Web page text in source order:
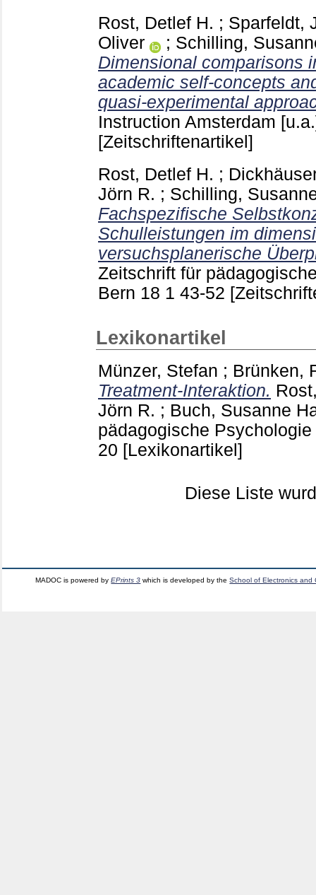
Rost, Detlef H. ; Sparfeldt,
Oliver
; Schilling,
Dimensional comparisons
academic self-concepts
quasi-experimental
Instruction Amsterdam
[Zeitschriftenartikel]
Rost, Detlef H. ;
Jörn R. ; Schilling,
Fachspezifische
Schulleistungen im
versuchsplanerische
Zeitschrift für
Bern 18 1 43-52
Lexikonartikel
Münzer, Stefan ; Brünken,
Treatment-Interaktion.
Jörn R. ; Buch, Susanne
pädagogische
20 [Lexikonartikel]
Diese Liste
MADOC is powered byEPrints 3 which is developed by theSchool of Electronics and